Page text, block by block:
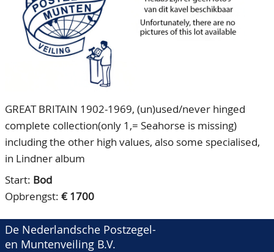
Ons Team
80 jarig bestaan
CONTACT
ACCOUNT
GREAT BRITAIN 1902-1969, (un)used/never hinged
complete collection(only 1,= Seahorse is missing)
including the other high values, also some specialised,
in Lindner album
Start: Bod
Opbrengst: € 1700
De Nederlandsche Postzegel-
en Muntenveiling B.V.